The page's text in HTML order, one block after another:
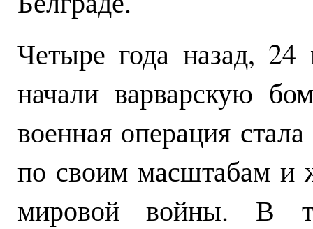
Четыре года назад,
начали варварскую
военная операция
по своим масштабам и
мировой войны. В